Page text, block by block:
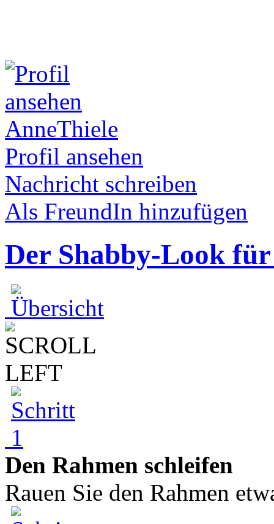
AnneThiele
Profil ansehen
Nachricht schreiben
Als FreundIn hinzufügen
Der Shabby-Look
Den Rahmen schleifen
Rauen Sie den Rahmen